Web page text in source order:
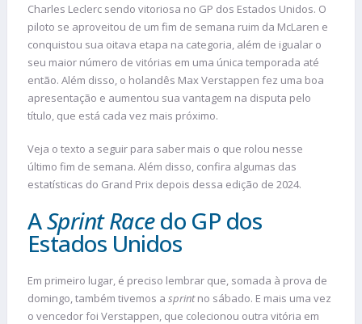
Charles Leclerc sendo vitoriosa no GP dos Estados Unidos. O
piloto se aproveitou de um fim de semana ruim da McLaren e
conquistou sua oitava etapa na categoria, além de igualar o
seu maior número de vitórias em uma única temporada até
então. Além disso, o holandês Max Verstappen fez uma boa
apresentação e aumentou sua vantagem na disputa pelo
título, que está cada vez mais próximo.
Veja o texto a seguir para saber mais o que rolou nesse
último fim de semana. Além disso, confira algumas das
estatísticas do Grand Prix depois dessa edição de 2024.
ASprint Racedo GP dos
Estados Unidos
Em primeiro lugar, é preciso lembrar que, somada à prova de
domingo, também tivemos a sprintno sábado. E mais uma vez
o vencedor foi Verstappen, que colecionou outra vitória em